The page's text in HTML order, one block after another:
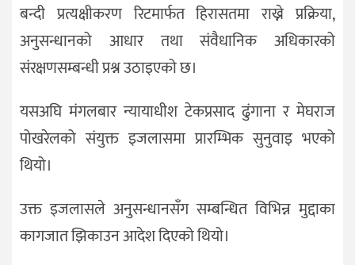
बन्दी प्रत्यक्षीकरण रिटमार्फत हिरासतमा राख्ने प्रक्रिया,
अनुसन्धानको आधार तथा संवैधानिक अधिकारको
संरक्षणसम्बन्धी प्रश्न उठाइएको छ।
यसअघि मंगलबार न्यायाधीश टेकप्रसाद ढुंगाना र मेघराज
पोखरेलको संयुक्त इजलासमा प्रारम्भिक सुनुवाइ भएको
थियो।
उक्त इजलासले अनुसन्धानसँग सम्बन्धित विभिन्न मुद्दाका
कागजात झिकाउन आदेश दिएको थियो।